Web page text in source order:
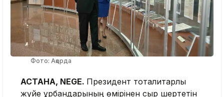
Фото: Ақорда
АСТАНА, NEGE. Президент тоталитарлық
жүйе құрбандарының өмірінен сыр шертетін